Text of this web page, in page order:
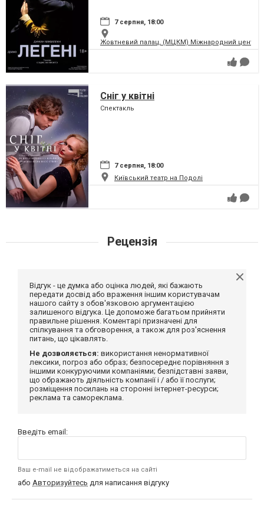
7 серпня, 18:00
Жовтневий палац, (МЦКМ) Міжнародний центр
Сніг у квітні
Спектакль
7 серпня, 18:00
Київський театр на Подолі
Рецензія
Відгук - це думка або оцінка людей, які бажають
передати досвід або враження іншим користувачам
нашого сайту з обов'язковою аргументацією
залишеного відгука. Це допоможе багатьом прийняти
правильне рішення. Коментарі призначені для
спілкування та обговорення, а також для роз'яснення
питань, що цікавлять.
Не дозволяється: використання ненормативної
лексики, погроз або образ; безпосереднє порівняння з
іншими конкуруючими компаніями; безпідставні заяви,
що ображають діяльність компанії і / або її послуги;
розміщення посилань на сторонні інтернет-ресурси;
реклама та самореклама.
Введіть email:
Ваш e-mail не відображатиметься на сайті
або Авторизуйтесь для написання відгуку